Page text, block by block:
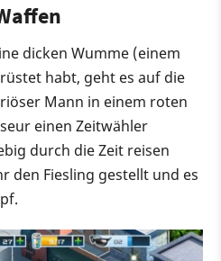
dicken Wumme (einem
habt, geht es auf die
Mann in einem roten
einen Zeitwähler
durch die Zeit reisen
den Fiesling gestellt und es